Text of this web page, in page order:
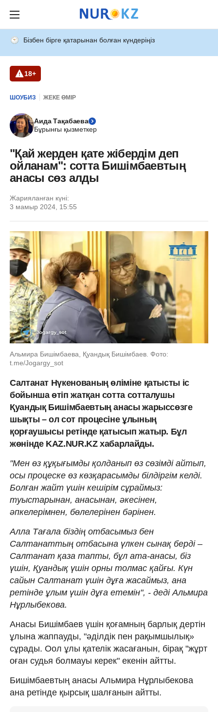
Бізбен бірге қатарынан болған күндеріңіз
18+
ШОУБИЗ ЖЕКЕ ӨМІР
Аида Тақабаева
Бұрынғы қызметкер
"Қай жерден қате жібердім деп
ойланам": сотта Бишімбаевтың
анасы сөз алды
Жарияланған күні:
3 мамыр 2024, 15:55
Альмира Бишімбаева, Қуандық Бишімбаев. Фото:
t.me/Jogargy_sot
Салтанат Нүкенованың өліміне қатысты іс
бойынша өтіп жатқан сотта сотталушы
Қуандық Бишімбаевтың анасы жарыссөзге
шықты – ол сот процесіне ұлының
қорғаушысы ретінде қатысып жатыр. Бұл
жөнінде KAZ.NUR.KZ хабарлайды.
"Мен өз құқығымды қолданып өз сөзімді айтып,
осы процеске өз көзқарасымды білдіргім келді.
Болған жайт үшін кешірім сұраймыз:
туыстарынан, анасынан, әкесінен,
әпкелерімнен, бөлелерінен бәрінен.
Алла Тағала біздің отбасымыз бен
Салтанаттың отбасына үлкен сынақ берді –
Салтанат қаза тапты, бұл ата-анасы, біз
үшін, Қуандық үшін орны толмас қайғы. Күн
сайын Салтанат үшін дұға жасаймыз, ана
ретінде ұлым үшін дұға етемін", - деді Альмира
Нұрлыбекова.
Анасы Бишімбаев үшін қоғамның барлық дертін
ұлына жаппауды, "әділдік пен рақымшылық»
сұрады. Оол ұлы қателік жасағанын, бірақ "жұрт
оған судья болмауы керек" екенін айтты.
Бишімбаевтың анасы Альмира Нұрлыбекова
ана ретінде қырсық шалғанын айтты.